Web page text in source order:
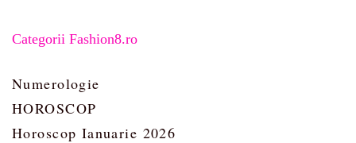
Categorii Fashion8.ro
Numerologie
HOROSCOP
Horoscop Ianuarie 2026